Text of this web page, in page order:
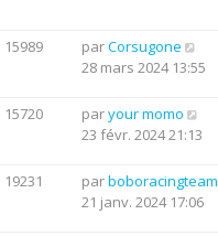
15989 parCorsugone
28 mars 2024 13:55
15720 paryour momo
23 févr. 2024 21:13
19231 parboboracingteam
21 janv. 2024 17:06